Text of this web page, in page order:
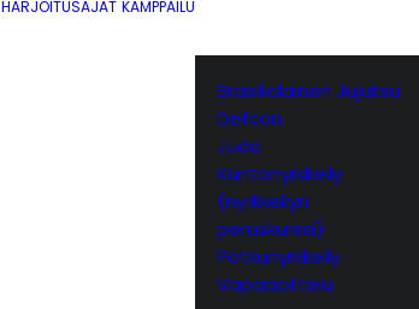
HARJOITUSAJAT KAMPPAILU
Brasilialainen Jujutsu
Defcon
Judo
Kuntonyrkkeily
(nyrkkeilyn
peruskurssi)
Potkunyrkkeily
Vapaaottelu